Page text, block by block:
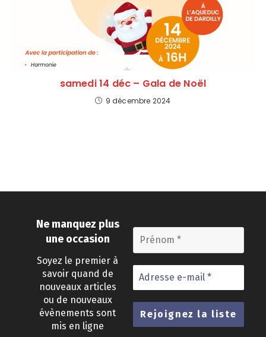
samedi 14 déc – Gala de Noël
9 décembre 2024
Ne manquez plus
une occasion
Soyez le premier à
savoir quand de
nouveaux articles
ou de nouveaux
évènements sont
mis en ligne